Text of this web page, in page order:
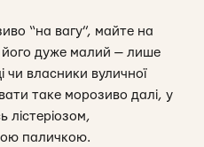
“на вагу”, майте на
його дуже малий — лише
власники вуличної
таке морозиво далі, у
лістеріозом,
паличкою.